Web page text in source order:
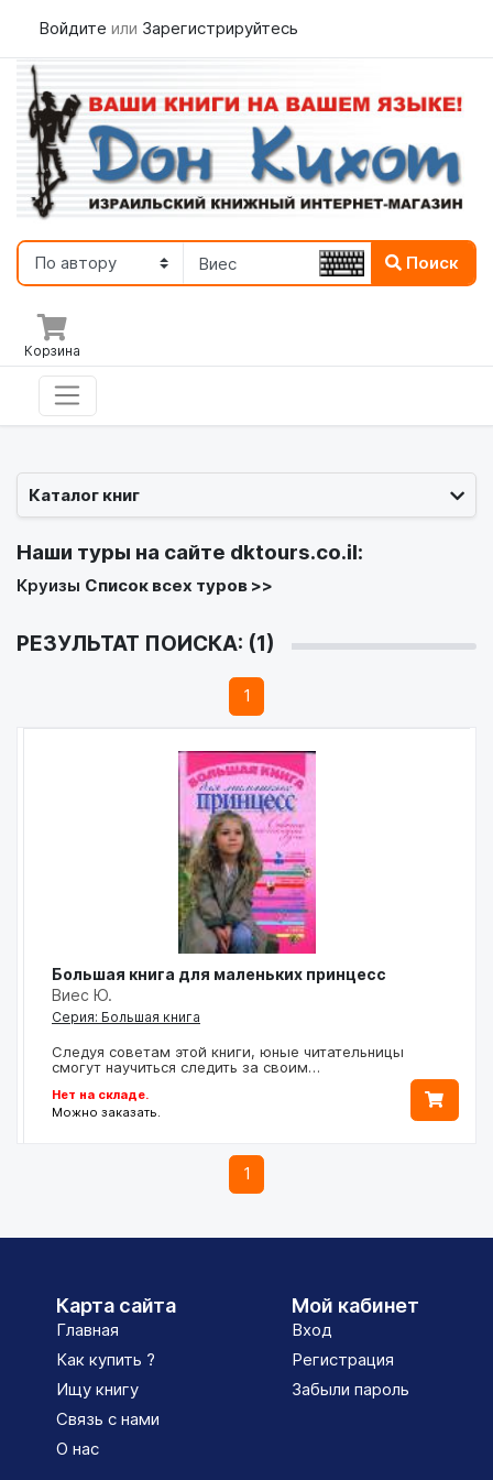
Войдите или Зарегистрируйтесь
Поиск
Корзина
Каталог книг
Наши туры на сайте dktours.co.il:
Круизы Список всех туров >>
РЕЗУЛЬТАТ ПОИСКА: (1)
1
Большая книга для маленьких принцесс
Виес Ю.
Серия: Большая книга
Следуя советам этой книги, юные читательницы
смогут научиться следить за своим…
Нет на складе.
Можно заказать.
1
Карта сайта
Главная
Как купить ?
Ищу книгу
Связь с нами
О нас
Мой кабинет
Вход
Регистрация
Забыли пароль